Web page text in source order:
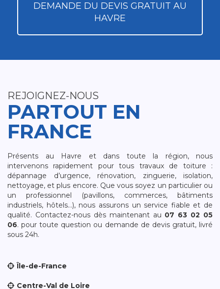
DEMANDE DU DEVIS GRATUIT AU
HAVRE
REJOIGNEZ-NOUS
PARTOUT EN
FRANCE
Présents au Havre et dans toute la région, nous
intervenons rapidement pour tous travaux de toiture :
dépannage d’urgence, rénovation, zinguerie, isolation,
nettoyage, et plus encore. Que vous soyez un particulier ou
un professionnel (pavillons, commerces, bâtiments
industriels, hôtels…), nous assurons un service fiable et de
qualité. Contactez-nous dès maintenant au 07 63 02 05
06. pour toute question ou demande de devis gratuit, livré
sous 24h.
Île-de-France
Centre-Val de Loire